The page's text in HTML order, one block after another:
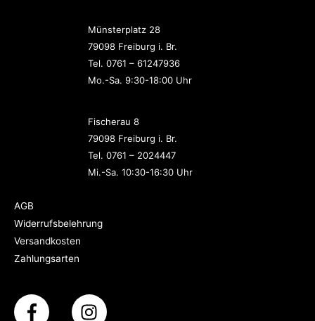
Münsterplatz 28
79098 Freiburg i. Br.
Tel. 0761 – 61247936
Mo.-Sa. 9:30-18:00 Uhr
Fischerau 8
79098 Freiburg i. Br.
Tel. 0761 – 2024447
Mi.-Sa. 10:30-16:30 Uhr
AGB
Widerrufsbelehrung
Versandkosten
Zahlungsarten